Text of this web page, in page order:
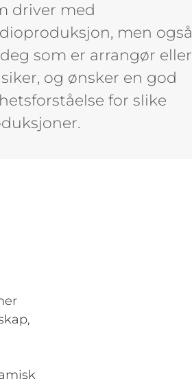
driver med
men også
som er arrangør eller
og ønsker en god
for slike